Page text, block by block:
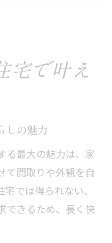
計の考え方
計のコツ
間の設計ポイン
素材と配色選び
と収納の工夫
家の特徴を解説
宅で叶え
しの魅力
る最大の魅力は、家
て間取りや外観を自
では得られない、
できるため、長く快